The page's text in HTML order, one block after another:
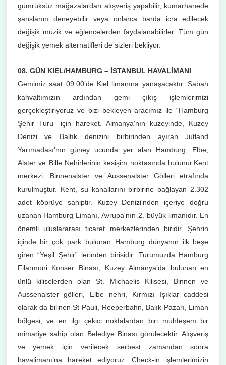
gümrüksüz mağazalardan alışveriş yapabilir, kumarhanede
şanslarını deneyebilir veya onlarca barda icra edilecek
değişik müzik ve eğlencelerden faydalanabilirler. Tüm gün
değişik yemek alternatifleri de sizleri bekliyor.
08. GÜN KIEL/HAMBURG – İSTANBUL HAVALİMANI
Gemimiz saat 09.00’de Kiel limanına yanaşacaktır. Sabah
kahvaltımızın ardından gemi çıkış işlemlerimizi
gerçekleştiriyoruz ve bizi bekleyen aracımız ile “Hamburg
Şehir Turu” için hareket. Almanya'nın kuzeyinde, Kuzey
Denizi ve Baltık denizini birbirinden ayıran Jutland
Yarımadası'nın güney ucunda yer alan Hamburg, Elbe,
Alster ve Bille Nehirlerinin kesişim noktasında bulunur.Kent
merkezi, Binnenalster ve Aussenalster Gölleri etrafında
kurulmuştur. Kent, su kanallarını birbirine bağlayan 2.302
adet köprüye sahiptir. Kuzey Denizi'nden içeriye doğru
uzanan Hamburg Limanı, Avrupa'nın 2. büyük limanıdır. En
önemli uluslararası ticaret merkezlerinden biridir. Şehrin
içinde bir çok park bulunan Hamburg dünyanın ilk beşe
giren “Yeşil Şehir” lerinden birisidir. Turumuzda Hamburg
Filarmoni Konser Binası, Kuzey Almanya’da bulunan en
ünlü kiliselerden olan St. Michaelis Kilisesi, Binnen ve
Aussenalster gölleri, Elbe nehri, Kırmızı Işıklar caddesi
olarak da bilinen St Pauli, Reeperbahn, Balık Pazarı, Liman
bölgesi, ve en ilgi çekici noktalardan biri muhteşem bir
mimariye sahip olan Belediye Binası görülecektir. Alışveriş
ve yemek için verilecek serbest zamandan sonra
havalimanı’na hareket ediyoruz. Check-in işlemlerimizin